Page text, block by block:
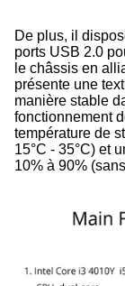
De plus, il
ports USB 2.0
le châssis en
présente une
manière stable
fonctionnement
température de
15°C - 35°C) et
10% à 90%